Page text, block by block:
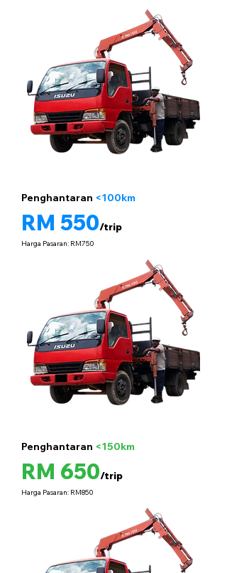
Penghantaran <100km
RM 550/trip
Harga Pasaran: RM750
Penghantaran <150km
RM 650/trip
Harga Pasaran: RM850